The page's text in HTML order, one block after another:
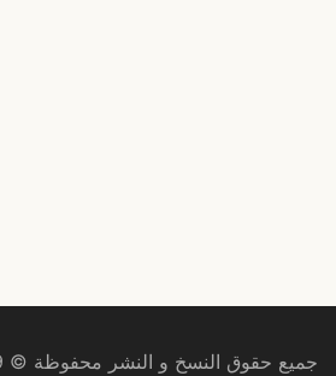
جميع حقوق النسخ و النشر محفوظة © 2009–2026